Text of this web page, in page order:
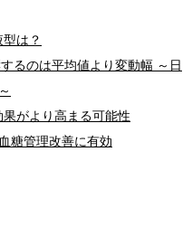
は？
るのは平均値より変動幅 ～日
がより高まる可能性
糖管理改善に有効